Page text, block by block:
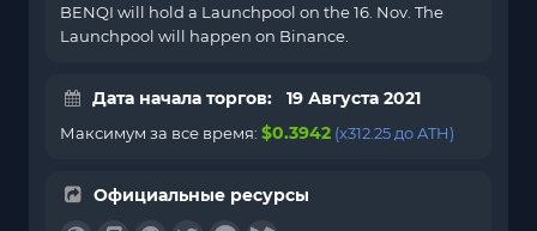
BENQI will hold a Launchpool on the 16. Nov. The
Launchpool will happen on Binance.
Дата начала торгов: 19 Августа 2021
Максимум за все время: $0.3942 (x312.25 до ATH)
Официальные ресурсы